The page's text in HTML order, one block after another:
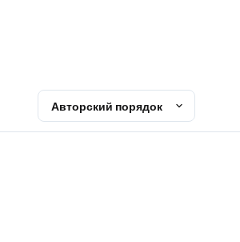
Авторский порядок